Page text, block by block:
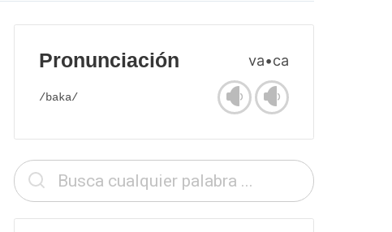
Pronunciación va•ca
/baka/